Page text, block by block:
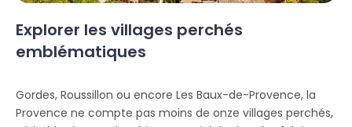
Explorer les villages perchés
emblématiques
Gordes, Roussillon ou encore Les Baux-de-Provence, la
Provence ne compte pas moins de onze villages perchés,